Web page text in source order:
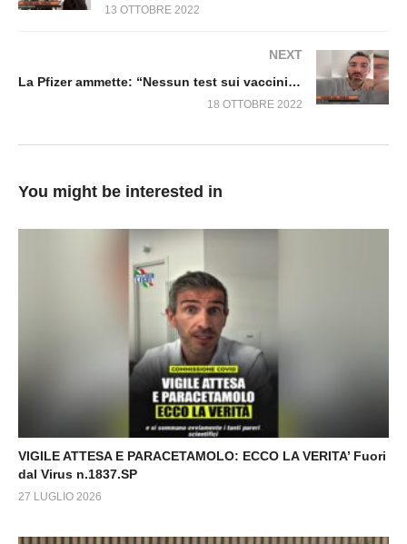
13 OTTOBRE 2022
NEXT
La Pfizer ammette: “Nessun test sui vaccini riguardo trasmissione virus”. Fuori dal Virus. n.334.SP
18 OTTOBRE 2022
You might be interested in
VIGILE ATTESA E PARACETAMOLO: ECCO LA VERITA’ Fuori
dal Virus n.1837.SP
27 LUGLIO 2026